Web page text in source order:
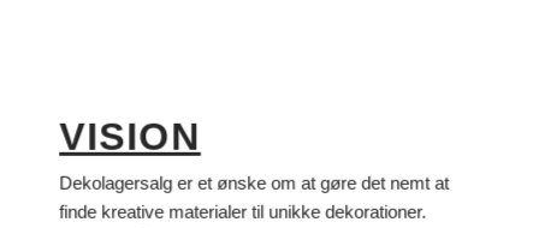
VISION
Dekolagersalg er et ønske om at gøre det nemt at
finde kreative materialer til unikke dekorationer.